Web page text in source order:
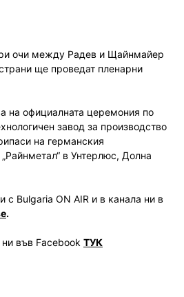
очи между Радев и Щайнмайер
ще проведат пленарни
на официалната церемония по
завод за производство
на германския
в Унтерлюс, Долна
Bulgaria ON AIR и в канала ни в
.
във Facebook ТУК